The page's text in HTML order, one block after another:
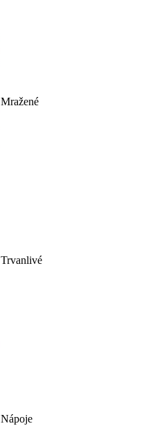
Mražené
Trvanlivé
Nápoje